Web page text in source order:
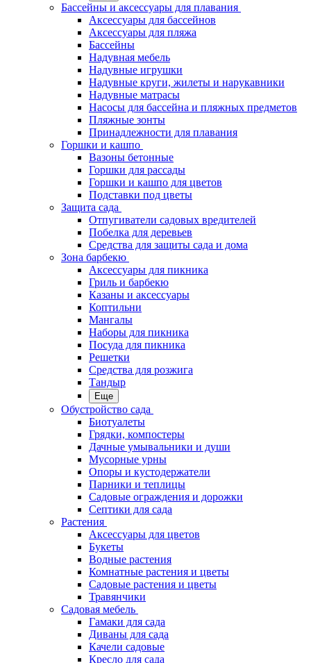
Бассейны и аксессуары для плавания
Аксессуары для бассейнов
Аксессуары для пляжа
Бассейны
Надувная мебель
Надувные игрушки
Надувные круги, жилеты и нарукавники
Надувные матрасы
Насосы для бассейна и пляжных предметов
Пляжные зонты
Принадлежности для плавания
Горшки и кашпо
Вазоны бетонные
Горшки для рассады
Горшки и кашпо для цветов
Подставки под цветы
Защита сада
Отпугиватели садовых вредителей
Побелка для деревьев
Средства для защиты сада и дома
Зона барбекю
Аксессуары для пикника
Гриль и барбекю
Казаны и аксессуары
Коптильни
Мангалы
Наборы для пикника
Посуда для пикника
Решетки
Средства для розжига
Тандыр
Еще
Обустройство сада
Биотуалеты
Грядки, компостеры
Дачные умывальники и души
Мусорные урны
Опоры и кустодержатели
Парники и теплицы
Садовые ограждения и дорожки
Септики для сада
Растения
Аксессуары для цветов
Букеты
Водные растения
Комнатные растения и цветы
Садовые растения и цветы
Травянчики
Садовая мебель
Гамаки для сада
Диваны для сада
Качели садовые
Кресло для сада